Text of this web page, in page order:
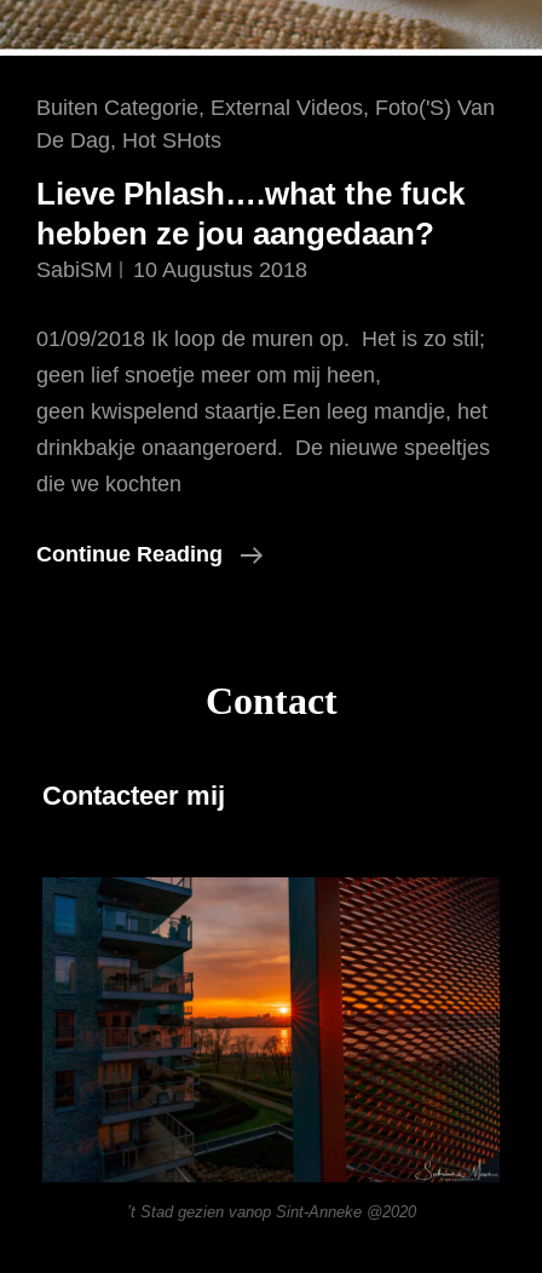
Cat
Links
Buiten Categorie, External Videos, Foto('s) Van
De Dag, Hot SHots
Lieve Phlash….what the fuck
hebben ze jou aangedaan?
SabiSM 10 Augustus 2018
01/09/2018 Ik loop de muren op. Het is zo stil;
geen lief snoetje meer om mij heen,
geen kwispelend staartje.Een leeg mandje, het
drinkbakje onaangeroerd. De nieuwe speeltjes
die we kochten
Continue Reading
Lieve
Hebben
Contact
Contacteer mij
’t Stad gezien vanop Sint-Anneke @2020